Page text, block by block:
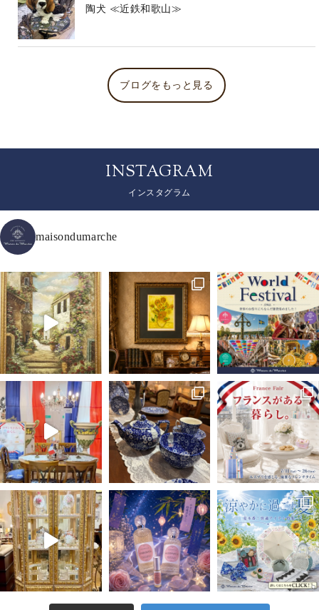
陶犬 ≪近鉄和歌山≫
ブログをもっと見る
INSTAGRAM
インスタグラム
maisondumarche